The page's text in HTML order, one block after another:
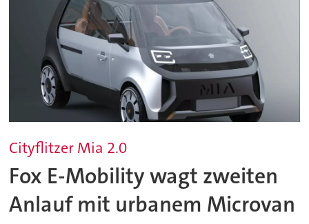
Cityflitzer Mia 2.0
Fox E-Mobility wagt zweiten
Anlauf mit urbanem Microvan